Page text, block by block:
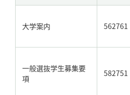
大学案内 562761
一般選抜学生募集要
項
582751